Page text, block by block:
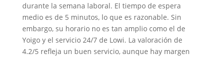
durante la semana laboral. El tiempo de espera
medio es de 5 minutos, lo que es razonable. Sin
embargo, su horario no es tan amplio como el de
Yoigo y el servicio 24/7 de Lowi. La valoración de
4.2/5 refleja un buen servicio, aunque hay margen